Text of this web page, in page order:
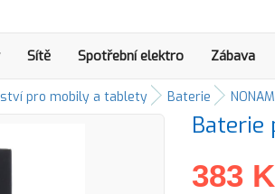
Sítě Spotřební elektro Zábava
pro mobily a tablety Baterie
Baterie
383